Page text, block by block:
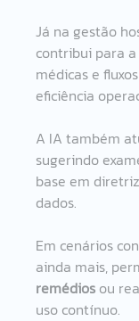
Já na gestão
contribui para
médicas e
eficiência
A IA também
sugerindo
base em
dados.
Em cenários
ainda mais,
remédios ou
uso contínuo.